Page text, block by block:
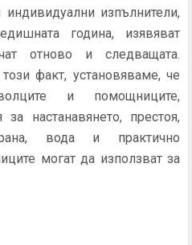
изпълнители,
година, изявяват
отново и следващата.
факт, установяваме, че
и помощниците,
настанавянето, престоя,
вода и практично
могат да използват за